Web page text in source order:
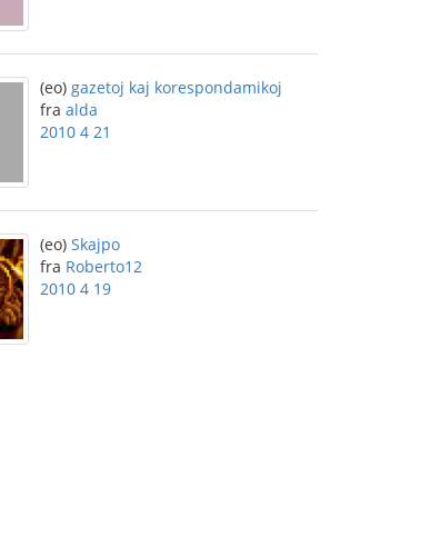
(eo) gazetoj kaj korespondamikoj
fra alda
2010 4 21
(eo) Skajpo
fra Roberto12
2010 4 19